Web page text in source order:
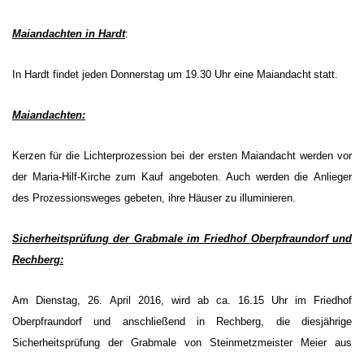
Maiandachten in Hardt:
In Hardt findet jeden Donnerstag um 19.30 Uhr eine Maiandacht statt.
Maiandachten:
Kerzen für die Lichterprozession bei der ersten Maiandacht werden vor
der Maria-Hilf-Kirche zum Kauf angeboten. Auch werden die Anlieger
des Prozessionsweges gebeten, ihre Häuser zu illuminieren.
Sicherheitsprüfung der Grabmale im Friedhof Oberpfraundorf und
Rechberg:
Am Dienstag, 26. April 2016, wird ab ca. 16.15 Uhr im Friedhof
Oberpfraundorf und anschließend in Rechberg, die diesjährige
Sicherheitsprüfung der Grabmale von Steinmetzmeister Meier aus